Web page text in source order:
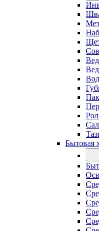
Бытовая